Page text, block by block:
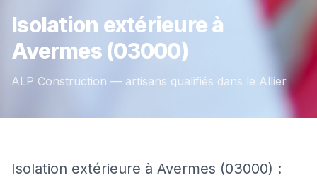
Isolation extérieureà
Avermes(03000)
ALP Construction — artisans qualifiés dans le Allier
Isolation extérieure à Avermes (03000) :